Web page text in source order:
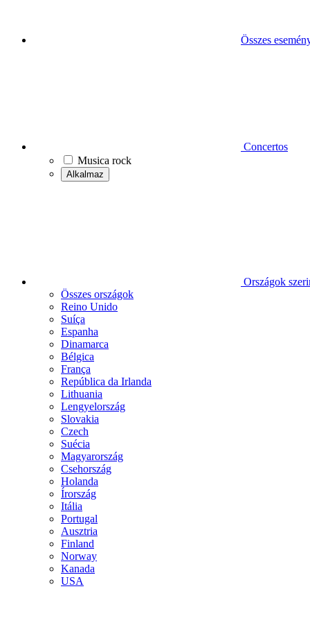
Összes
Concertos
Musica rock
Alkalmaz
Országok
Összes országok
Reino Unido
Suíça
Espanha
Dinamarca
Bélgica
França
República da Irlanda
Lithuania
Lengyelország
Slovakia
Czech
Suécia
Magyarország
Csehország
Holanda
Írország
Itália
Portugal
Ausztria
Finland
Norway
Kanada
USA